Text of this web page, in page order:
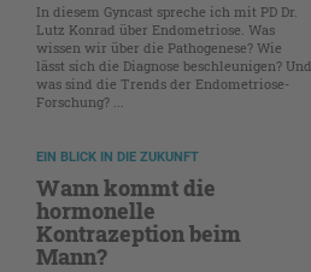
In diesem Gyncast spreche ich mit PD Dr.
Lutz Konrad über Endometriose. Was
wissen wir über die Pathogenese? Wie
lässt sich die Diagnose beschleunigen? Und
was sind die Trends der Endometriose-
Forschung? ...
EIN BLICK IN DIE ZUKUNFT
Wann kommt die
hormonelle
Kontrazeption beim
Mann?